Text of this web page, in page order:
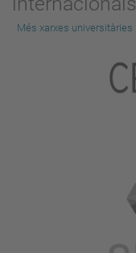
Més xarxes universitàries